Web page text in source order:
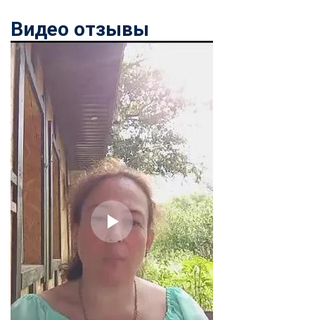
Видео отзывы